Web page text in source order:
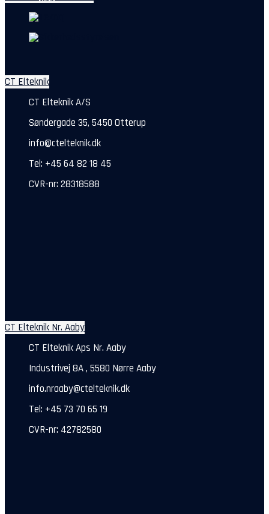
CT Elteknik
CT Elteknik A/S
Søndergade 35, 5450 Otterup
info@ctelteknik.dk
Tel: +45 64 82 18 45
CVR-nr: 28318588
CT Elteknik Nr. Aaby
CT Elteknik Aps Nr. Aaby
Industrivej 8A , 5580 Nørre Aaby
info.nraaby@ctelteknik.dk
Tel: +45 73 70 65 19
CVR-nr: 42782580